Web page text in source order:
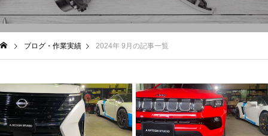
ブログ・作業実績 2024年 9月の記事一覧